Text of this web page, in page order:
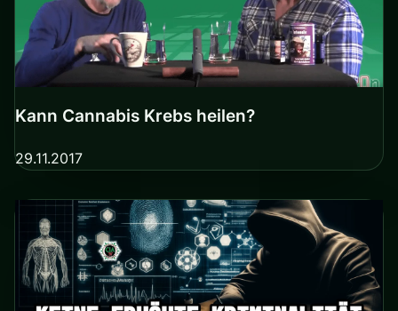
Kann Cannabis Krebs heilen?
29.11.2017